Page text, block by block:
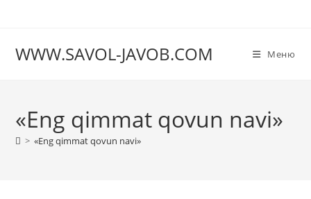
WWW.SAVOL-JAVOB.COM Меню
«Eng qimmat qovun navi»
> «Eng qimmat qovun navi»